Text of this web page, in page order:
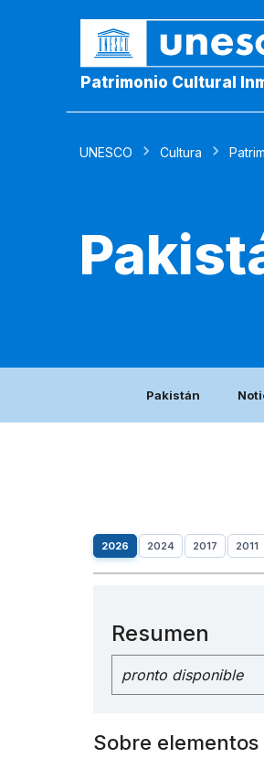
Patrimonio Cultural
UNESCO Cultura
Pakistán
2026 2024 2017 2011
Resumen
pronto disponible
Sobre